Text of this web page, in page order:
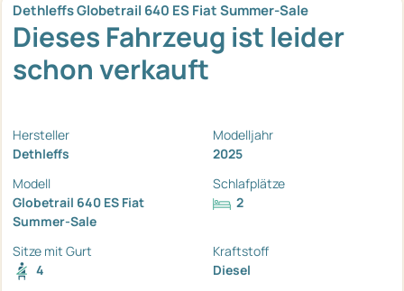
Dethleffs Globetrail 640 ES Fiat Summer-Sale
Dieses Fahrzeug ist leider
schon verkauft
Hersteller
Dethleffs
Modelljahr
2025
Modell
Globetrail 640 ES Fiat
Summer-Sale
Schlafplätze
2
Sitze mit Gurt
4
Kraftstoff
Diesel